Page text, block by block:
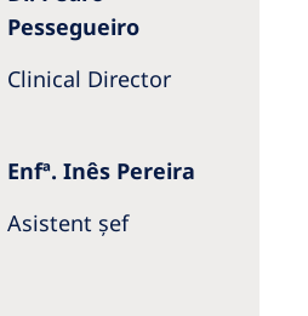
Pessegueiro
Clinical Director
Enfª. Inês Pereira
Asistent șef